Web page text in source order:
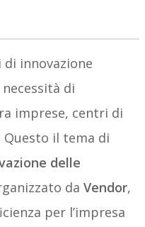
innovazione
di
imprese, centri di
il tema di
delle
da Vendor,
per l’impresa